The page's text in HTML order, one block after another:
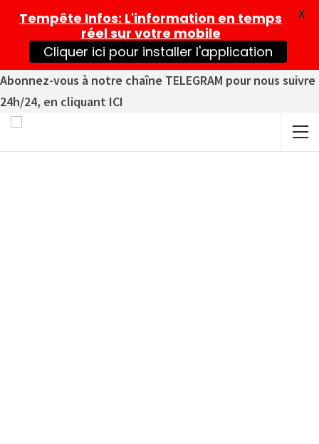
Abonnez-vous à notre chaîne TELEGRAM pour nous suivre
24h/24, en cliquant ICI
Tempête Infos: L'information en temps
réel sur votre mobile
Cliquer ici pour installer l'application
X